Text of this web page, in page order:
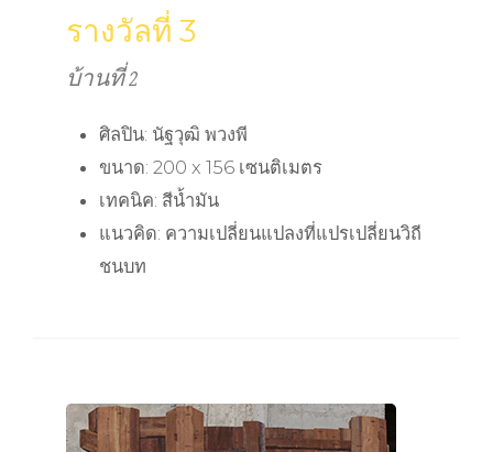
รางวัลที่ 3
บ้านที่ 2
ศิลปิน: นัฐวุฒิ พวงพี
ขนาด: 200 x 156 เซนติเมตร
เทคนิค: สีน้ำมัน
แนวคิด: ความเปลี่ยนแปลงที่แปรเปลี่ยนวิถี
ชนบท